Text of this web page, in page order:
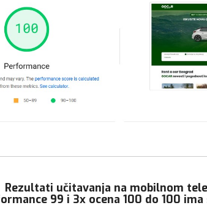
Rezultati učitavanja na mobilnom
99 i 3x ocena 100 do 100